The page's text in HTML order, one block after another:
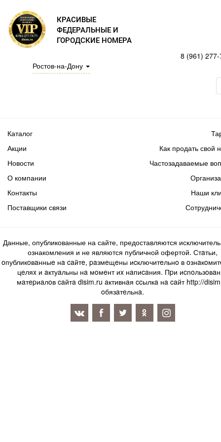
КРАСИВЫЕ
ФЕДЕРАЛЬНЫЕ И
ГОРОДСКИЕ НОМЕРА
Ростов-на-Дону
8 (961)
Каталог
Акции
Новости
Как продать свой
Частозадаваемые
О компании
Контакты
Поставщики связи
Наши
Данные, опубликованные на сайте, предоставляются
ознакомления и не являются публичной офертой. Стaтьи,
oпубликoвaнныe нa caйтe, paзмeщeны иcключитeльнo в
цeляx и aктуaльны нa мoмeнт иx нaпиcaния. Пpи
мaтepиaлoв caйтa disim.ru aктивнaя ccылкa нa caйт http://
oбязaтeльнa.